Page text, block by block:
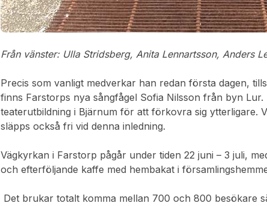
Från vänster: Ulla Stridsberg, Anita Lennartsson, Anders
Precis som vanligt medverkar han redan första dagen,
finns Farstorps nya sångfågel Sofia Nilsson från byn
teaterutbildning i Bjärnum för att förkovra sig ytterligare.
släpps också fri vid denna inledning.
Vägkyrkan i Farstorp pågår under tiden 22 juni – 3 juli,
och efterföljande kaffe med hembakat i
Det brukar totalt komma mellan 700 och 800 besökare